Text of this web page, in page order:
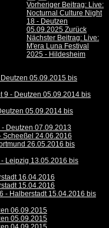
Vorheriger Beitrag: Live:
Nocturnal Culture Night
18 - Deutzen
05.09.2025 Zurück
Nächster Beitrag: Live:
M'era Luna Festival
2025 - Hildesheim
05.09.2015 bis
9 - Deutzen 05.09.2014 bis
05.09.2014 bis
Deutzen 07.09.2013
Scheeßel 24.06.2016
26.05.2016 bis
Leipzig 13.05.2016 bis
16.04.2016
15.04.2016
- Halberstadt 15.04.2016 bis
06.09.2015
05.09.2015